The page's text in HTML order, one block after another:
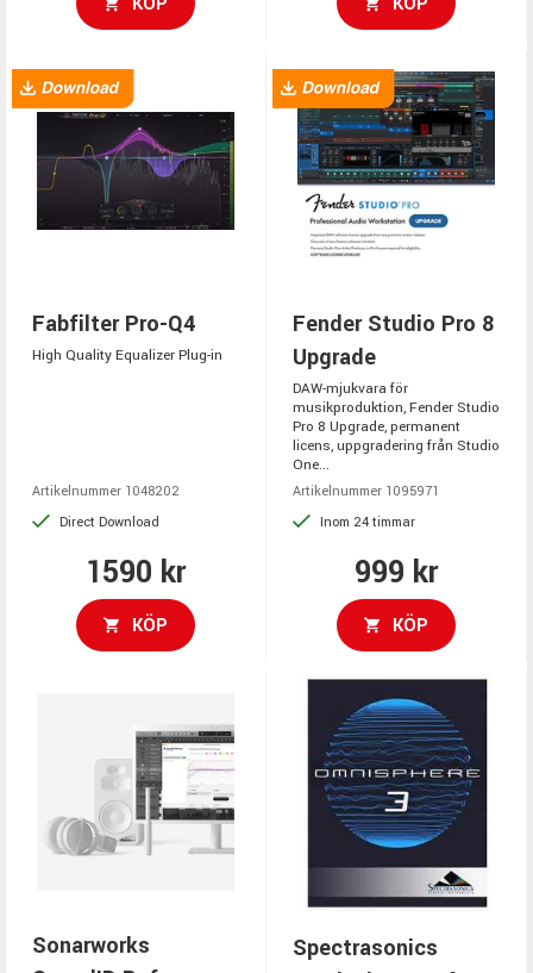
Fabfilter Pro-Q4
High Quality Equalizer Plug-in
Artikelnummer 1048202
Direct Download
1590 kr
KÖP
Fender Studio Pro 8
Upgrade
DAW-mjukvara för
musikproduktion, Fender Studio
Pro 8 Upgrade, permanent
licens, uppgradering från Studio
One...
Artikelnummer 1095971
Inom 24 timmar
999 kr
KÖP
Sonarworks
Spectrasonics